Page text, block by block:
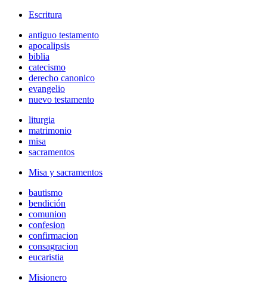
Escritura
antiguo testamento
apocalipsis
biblia
catecismo
derecho canonico
evangelio
nuevo testamento
liturgia
matrimonio
misa
sacramentos
Misa y sacramentos
bautismo
bendición
comunion
confesion
confirmacion
consagracion
eucaristia
Misionero